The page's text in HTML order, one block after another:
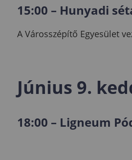
15:00 – Hunyadi
A Városszépítő Egyesület
Június 9.
18:00 – Ligneum